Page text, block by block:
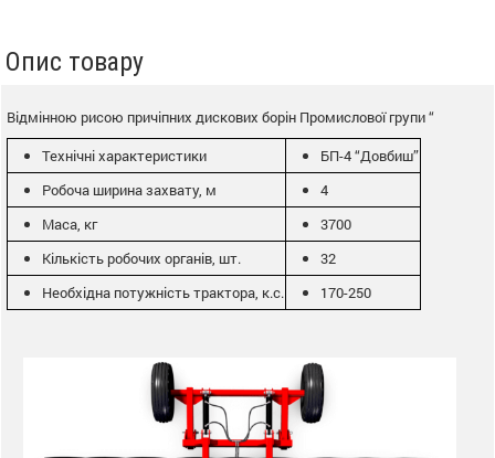
Опис товару
Відмінною рисою причіпних дискових борін Промислової групи “
Технічні характеристики
БП-4 “Довбиш”
Робоча ширина захвату, м
4
Маса, кг
3700
Кількість робочих органів, шт.
32
Необхідна потужність трактора, к.с.
170-250